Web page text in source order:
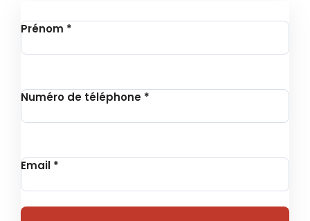
Prénom *
Numéro de téléphone *
Email *